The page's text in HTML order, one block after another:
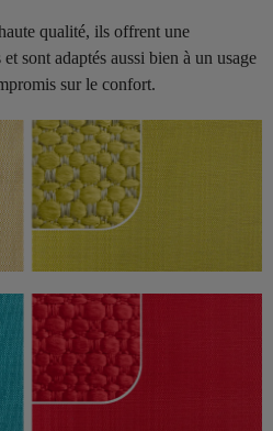
qualité, ils offrent une
sont adaptés aussi bien à un usage
sur le confort.